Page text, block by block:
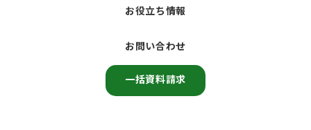
お役立ち情報
お問い合わせ
一括資料請求